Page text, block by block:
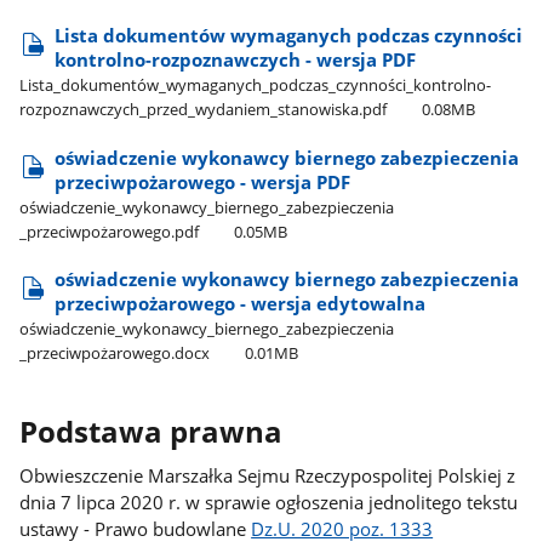
Lista dokumentów wymaganych podczas czynności
kontrolno-rozpoznawczych - wersja PDF
Lista​_dokumentów​_wymaganych​_podczas​_czynności​_kontrolno-
rozpoznawczych​_przed​_wydaniem​_stanowiska.pdf
0.08MB
oświadczenie wykonawcy biernego zabezpieczenia
przeciwpożarowego - wersja PDF
oświadczenie​_wykonawcy​_biernego​_zabezpieczenia​
_przeciwpożarowego.pdf
0.05MB
oświadczenie wykonawcy biernego zabezpieczenia
przeciwpożarowego - wersja edytowalna
oświadczenie​_wykonawcy​_biernego​_zabezpieczenia​
_przeciwpożarowego.docx
0.01MB
Podstawa prawna
Obwieszczenie Marszałka Sejmu Rzeczypospolitej Polskiej z
dnia 7 lipca 2020 r. w sprawie ogłoszenia jednolitego tekstu
ustawy - Prawo budowlane Dz.U. 2020 poz. 1333